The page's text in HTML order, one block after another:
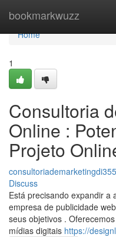
bookmarkwuzz
Home
Home
1
Consultoria
Online :
Projeto
Discuss
Está precisando expandir a
empresa de publicidade
seus objetivos .
mídias digitais https://